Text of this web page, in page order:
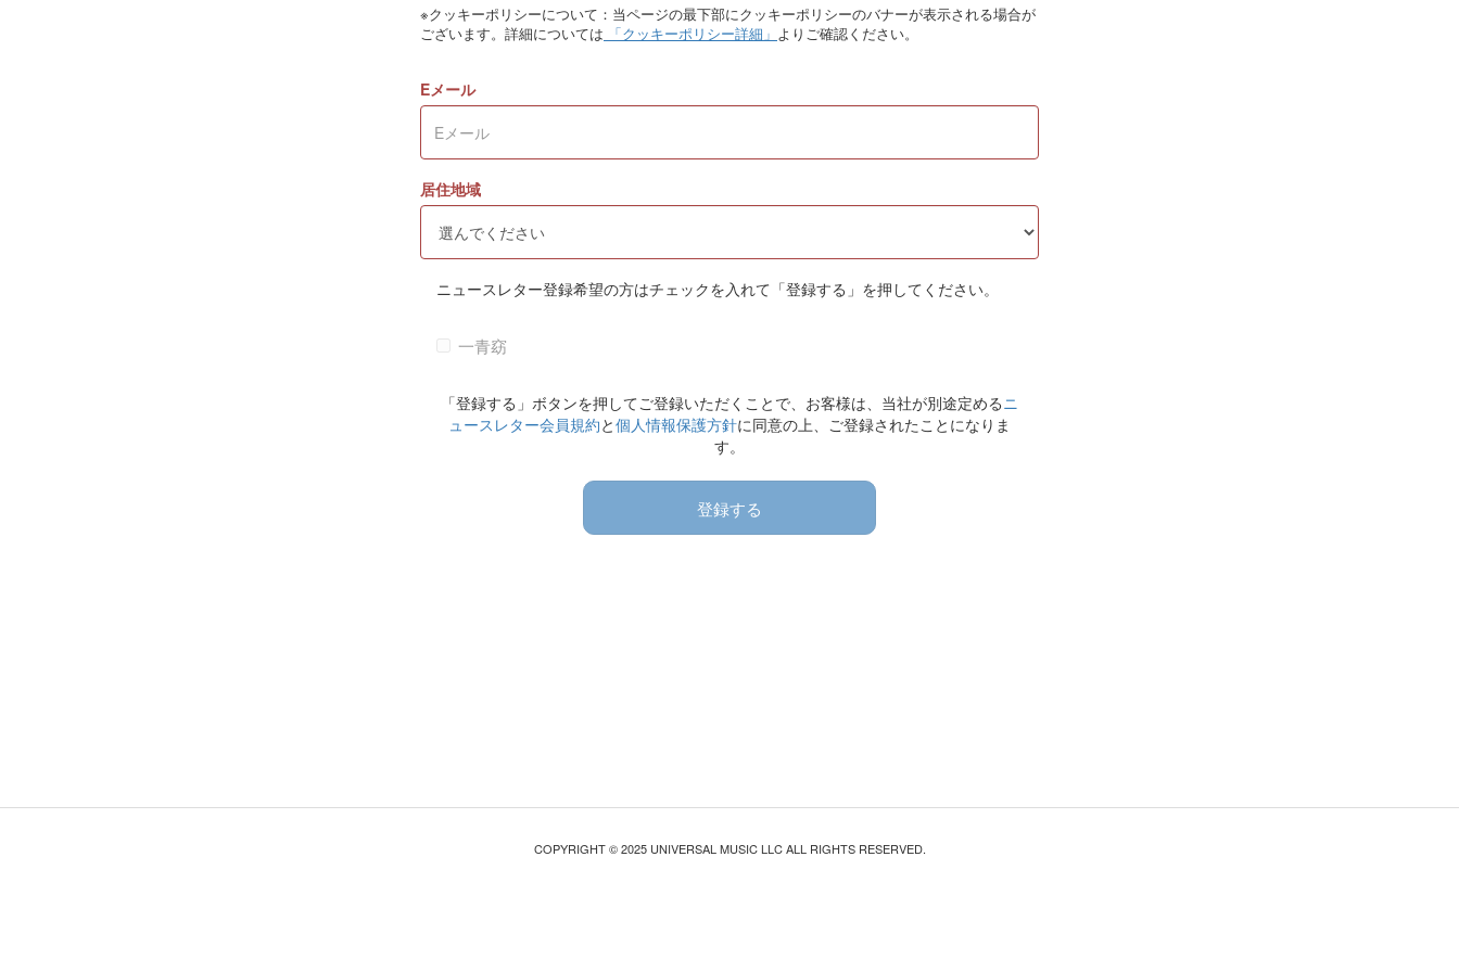
※クッキーポリシーについて：当ページの最下部にクッキーポリシーのバナーが表示される場合が
ございます。詳細については 「クッキーポリシー詳細」 よりご確認ください。
Eメール
居住地域
ニュースレター登録希望の方はチェックを入れて「登録する」を押してください。
一青窈
「登録する」ボタンを押してご登録いただくことで、お客様は、当社が別途定めるニ
ュースレター会員規約と個人情報保護方針に同意の上、ご登録されたことになりま
す。
登録する
COPYRIGHT © 2025 UNIVERSAL MUSIC LLC ALL RIGHTS RESERVED.